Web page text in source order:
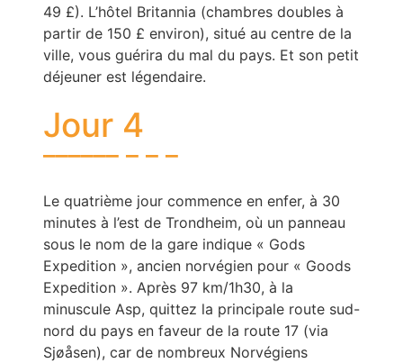
49 £). L’hôtel Britannia (chambres doubles à
partir de 150 £ environ), situé au centre de la
ville, vous guérira du mal du pays. Et son petit
déjeuner est légendaire.
Jour 4
Le quatrième jour commence en enfer, à 30
minutes à l’est de Trondheim, où un panneau
sous le nom de la gare indique « Gods
Expedition », ancien norvégien pour « Goods
Expedition ». Après 97 km/1h30, à la
minuscule Asp, quittez la principale route sud-
nord du pays en faveur de la route 17 (via
Sjøåsen), car de nombreux Norvégiens